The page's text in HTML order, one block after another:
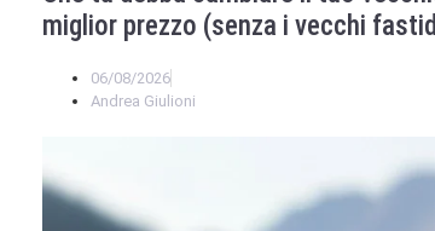
miglior prezzo (senza i vecchi
06/08/2026
Andrea Giulioni